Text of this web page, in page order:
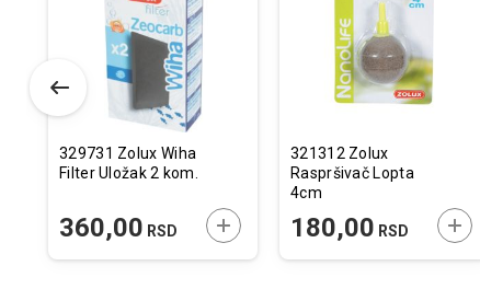
U KORPU
329731 Zolux Wiha
Filter Uložak 2 kom.
360,00 RSD DODAJTE U KORPU
321312 Zolux
Raspršivač Lopta
4cm
180,00 RSD